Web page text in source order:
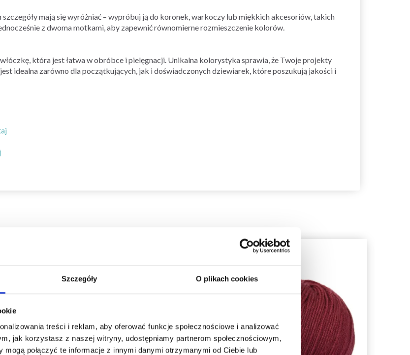
Szczegóły O plikach cookies
treści i reklam, aby oferować funkcje społecznościowe i analizować
jak korzystasz z naszej witryny, udostępniamy partnerom społecznościowym,
połączyć te informacje z innymi danymi otrzymanymi od Ciebie lub
mają się wyróżniać – wypróbuj ją do koronek, warkoczy lub miękkich akcesoriów, takich
z dwoma motkami, aby zapewnić równomierne rozmieszczenie kolorów.
która jest łatwa w obróbce i pielęgnacji. Unikalna kolorystyka sprawia, że Twoje projekty
idealna zarówno dla początkujących, jak i doświadczonych dziewiarek, które poszukują jakości i
nawet do 50%
Stań się częścią naszej społeczności
włóczek i uzyskaj wyłączny